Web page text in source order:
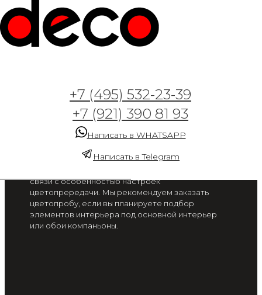
+7 (495) 532-23-39
+7 (921) 390 81 93
Написать в WHATSAPP
Написать в Telegram
Арт. GT4 — Назад в
будущее
от 2 300 руб. / м2
Цвет на экране вашего смартфона или монитора
связи с особенностью настроек
цветопрередачи. Мы рекомендуем заказать
цветопробу, если вы планируете подбор
элементов интерьера под основной интерьер
или обои компаньоны.